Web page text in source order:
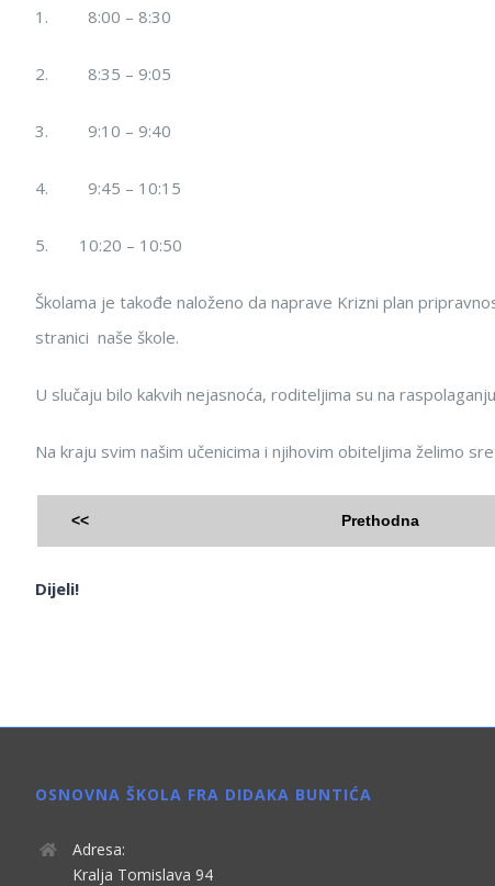
1. 8:00 – 8:30
2. 8:35 – 9:05
3. 9:10 – 9:40
4. 9:45 – 10:15
5. 10:20 – 10:50
Školama je takođe naloženo da naprave Krizni plan
stranici naše škole.
U slučaju bilo kakvih nejasnoća, roditeljima su na
Na kraju svim našim učenicima i njihovim obiteljima želimo
<< Prethodna
Dijeli!
OSNOVNA ŠKOLA FRA DIDAKA BUNTIĆA
Adresa:
Kralja Tomislava 94